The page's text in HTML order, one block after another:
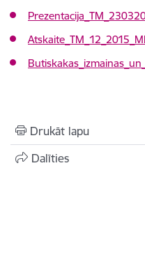
Drukāt lapu
Dalīties